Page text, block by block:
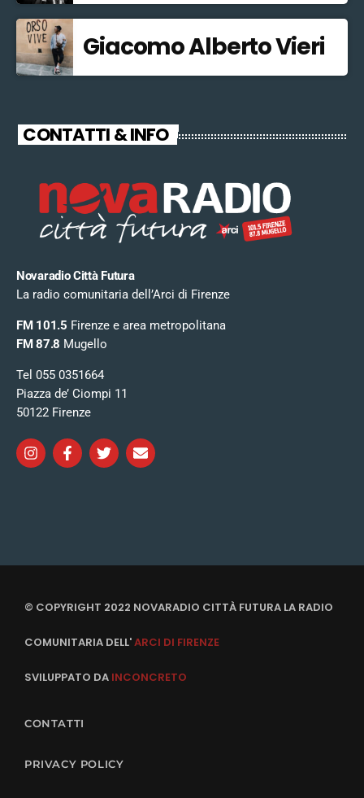
Giacomo Alberto Vieri
CONTATTI & INFO
Novaradio Città Futura
La radio comunitaria dell’Arci di Firenze
FM 101.5 Firenze e area metropolitana
FM 87.8 Mugello
Tel 055 0351664
Piazza de’ Ciompi 11
50122 Firenze
© COPYRIGHT 2022 NOVARADIO CITTÀ FUTURA LA RADIO
COMUNITARIA DELL'ARCI DI FIRENZE
SVILUPPATO DA INCONCRETO
CONTATTI
PRIVACY POLICY